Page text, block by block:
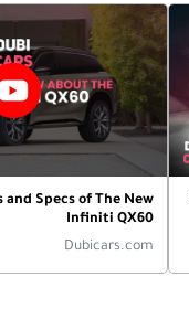
and Specs of The New
Infiniti QX60
Dubicars.com